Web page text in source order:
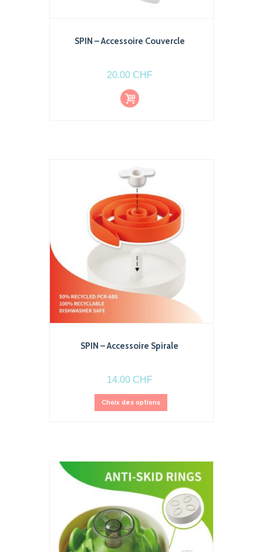
SPIN – Accessoire Couvercle
20.00 CHF
Ajout
er au
pani
SPIN – Accessoire Spirale
14.00 CHF
Choix des options
produit
Les
options
peuvent
être
choisies
sur
la
page